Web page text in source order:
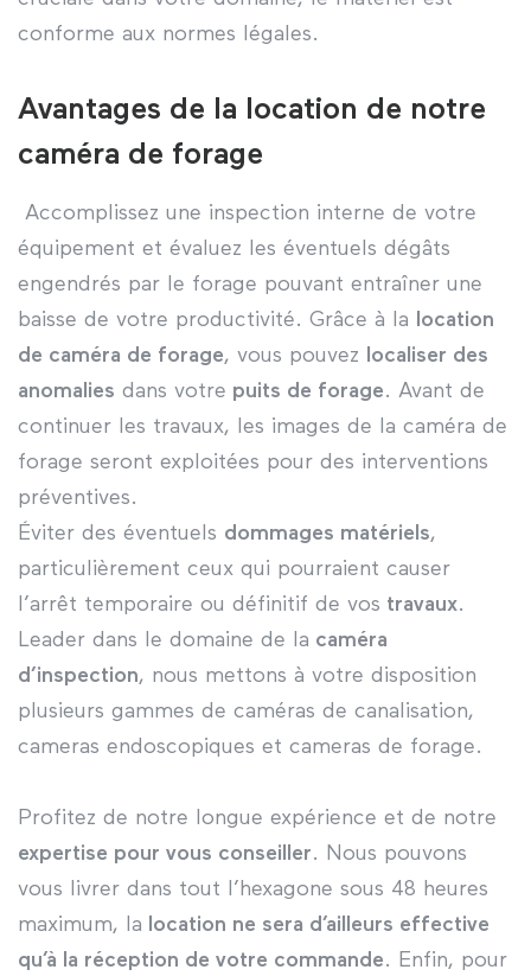
conforme aux normes légales.
Avantages de la location de notre
caméra de forage
Accomplissez une inspection interne de votre
équipement et évaluez les éventuels dégâts
engendrés par le forage pouvant entraîner une
baisse de votre productivité. Grâce à la
location
de caméra de forage, vous pouvez
localiser des
anomalies dans votre puits de forage. Avant de
continuer les travaux, les images de la caméra de
forage seront exploitées pour des interventions
préventives.
Éviter des éventuels dommages matériels,
particulièrement ceux qui pourraient causer
l’arrêt temporaire ou définitif de vos travaux.
Leader dans le domaine de la caméra
d’inspection, nous mettons à votre disposition
plusieurs gammes de caméras de canalisation,
cameras endoscopiques et cameras de forage.
Profitez de notre longue expérience et de notre
expertise pour vous conseiller. Nous pouvons
vous livrer dans tout l’hexagone sous 48 heures
maximum, la location ne sera d’ailleurs effective
qu’à la réception de votre commande. Enfin, pour